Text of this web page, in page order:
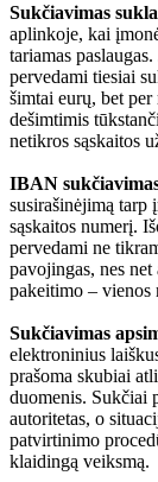
Sukčiavimas
aplinkoje, kai
tariamas
pervedami tiesiai
šimtai eurų, bet
dešimtimis
netikros sąskaitos
IBAN
susirašinėjimą tarp
sąskaitos numerį.
pervedami ne
pavojingas, nes
pakeitimo – vienos
Sukčiavimas
elektroninius
prašoma skubiai
duomenis. Sukčiai
autoritetas, o
patvirtinimo
klaidingą veiksmą.